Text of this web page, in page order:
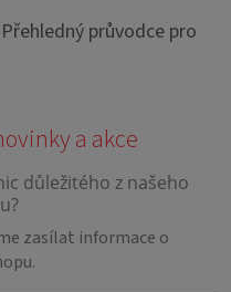
průvodce pro
zasílat informace o